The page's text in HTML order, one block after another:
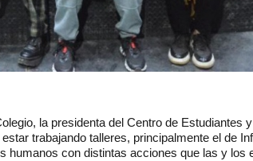
la presidenta del Centro de Estudiantes
trabajando talleres, principalmente el de
humanos con distintas acciones que las y los